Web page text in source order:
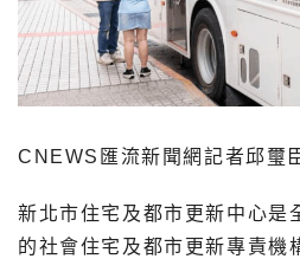
CNEWS匯流新聞網記者邱璽
新北市住宅及都市更新中心是
的社會住宅及都市更新專責機